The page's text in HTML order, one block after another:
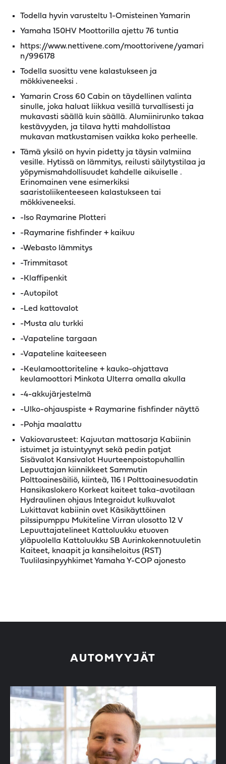
Todella hyvin varusteltu 1-Omisteinen Yamarin
Yamaha 150HV Moottorilla ajettu 76 tuntia
https://www.nettivene.com/moottorivene/yamari
n/996178
Todella suosittu vene kalastukseen ja
mökkiveneeksi .
Yamarin Cross 60 Cabin on täydellinen valinta
sinulle, joka haluat liikkua vesillä turvallisesti ja
mukavasti säällä kuin säällä. Alumiinirunko takaa
kestävyyden, ja tilava hytti mahdollistaa
mukavan matkustamisen vaikka koko perheelle.
Tämä yksilö on hyvin pidetty ja täysin valmiina
vesille. Hytissä on lämmitys, reilusti säilytystilaa ja
yöpymismahdollisuudet kahdelle aikuiselle .
Erinomainen vene esimerkiksi
saaristoliikenteeseen kalastukseen tai
mökkiveneeksi.
-Iso Raymarine Plotteri
-Raymarine fishfinder + kaikuu
-Webasto lämmitys
-Trimmitasot
-Klaffipenkit
-Autopilot
-Led kattovalot
-Musta alu turkki
-Vapateline targaan
-Vapateline kaiteeseen
-Keulamoottoriteline + kauko-ohjattava
keulamoottori Minkota Ulterra omalla akulla
-4-akkujärjestelmä
-Ulko-ohjauspiste + Raymarine fishfinder näyttö
-Pohja maalattu
Vakiovarusteet: Kajuutan mattosarja Kabiinin
istuimet ja istuintyynyt sekä pedin patjat
Sisävalot Kansivalot Huurteenpoistopuhallin
Lepuuttajan kiinnikkeet Sammutin
Polttoainesäiliö, kiinteä, 116 l Polttoainesuodatin
Hansikaslokero Korkeat kaiteet taka-avotilaan
Hydraulinen ohjaus Integroidut kulkuvalot
Lukittavat kabiinin ovet Käsikäyttöinen
pilssipumppu Mukiteline Virran ulosotto 12 V
Lepuuttajatelineet Kattoluukku etuoven
yläpuolella Kattoluukku SB Aurinkokennotuuletin
Kaiteet, knaapit ja kansiheloitus (RST)
Tuulilasinpyyhkimet Yamaha Y-COP ajonesto
AUTOMYYJÄT